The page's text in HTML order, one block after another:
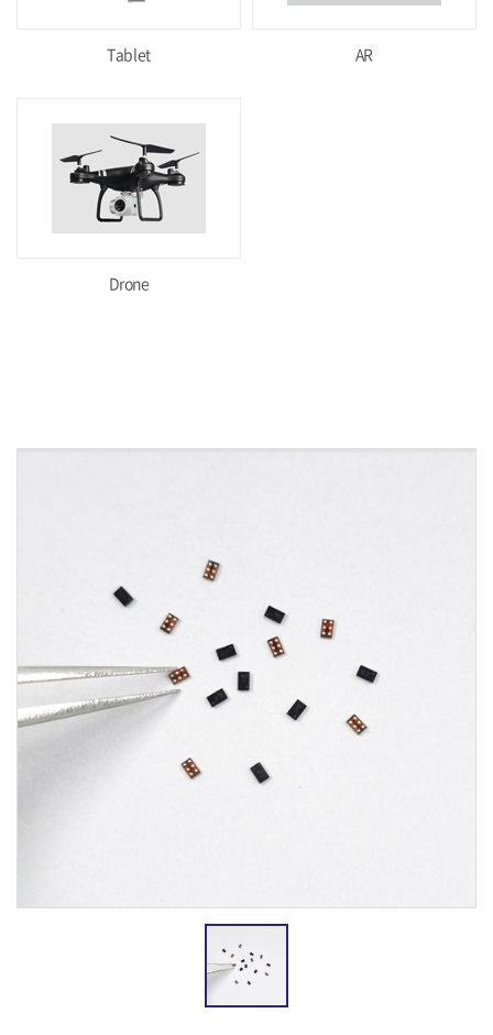
Tablet AR
Drone